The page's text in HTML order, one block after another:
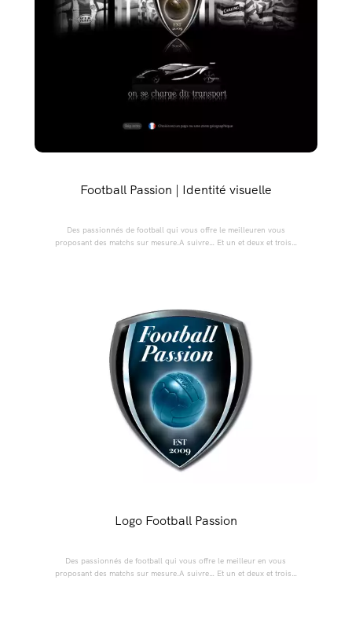
Football Passion | Identité visuelle
Des passionnés de football qui vous offre le meilleuren vous
proposant des matchs sur mesure.A suivre… Et un et deux et trois…
Logo Football Passion
Des passionnés de football qui vous offre le meilleur en vous
proposant des matchs sur mesure.A suivre… Et un et deux et trois…